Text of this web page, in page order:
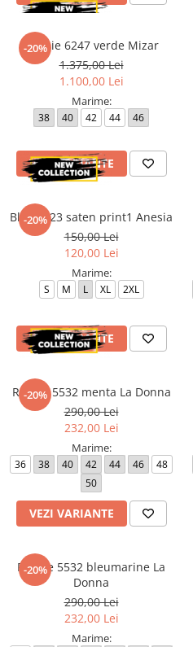
-20%
Rochie 6247 verde Mizar
1.375,00 Lei
1.100,00 Lei
Marime:
38 40 42 44 46
VEZI VARIANTE
-20%
Bluza 423 saten print1 Anesia
150,00 Lei
120,00 Lei
Marime:
S M L XL 2XL
VEZI VARIANTE
-20%
Rochie 5532 menta La Donna
290,00 Lei
232,00 Lei
Marime:
36 38 40 42 44 46
48
50
VEZI VARIANTE
-20%
Rochie 5532 bleumarine La
Donna
290,00 Lei
232,00 Lei
Marime: